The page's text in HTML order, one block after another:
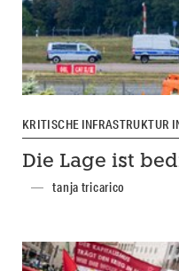
KRITISCHE INFRASTRUKTUR
Die Lage ist
tanja tricarico